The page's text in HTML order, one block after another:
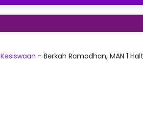
Kesiswaan - Berkah Ramadhan, MAN 1